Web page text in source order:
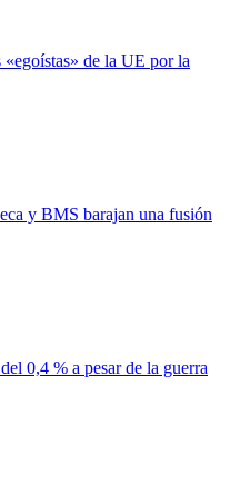
«egoístas» de la UE por la
y BMS barajan una fusión
0,4 % a pesar de la guerra